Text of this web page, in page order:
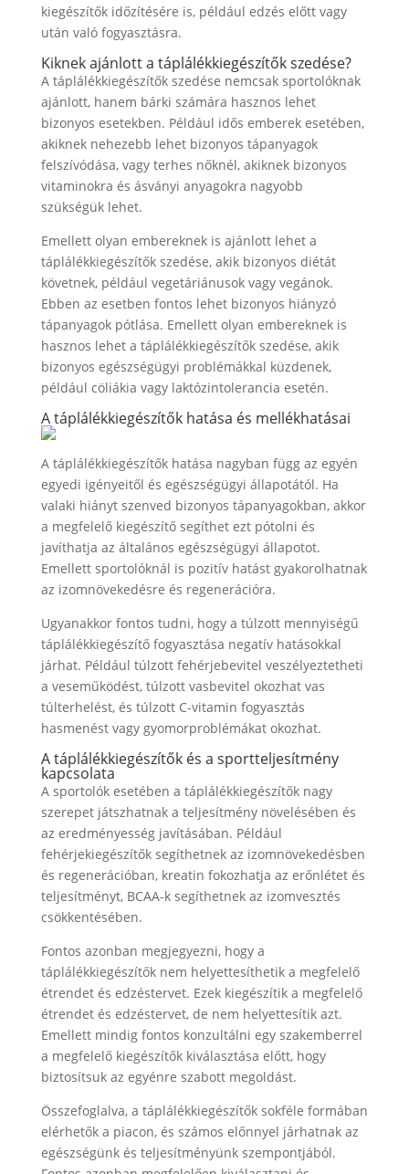
kiegészítők időzítésére is, például edzés előtt vagy
után való fogyasztásra.
Kiknek ajánlott a táplálékkiegészítők szedése?
A táplálékkiegészítők szedése nemcsak sportolóknak
ajánlott, hanem bárki számára hasznos lehet
bizonyos esetekben. Például idős emberek esetében,
akiknek nehezebb lehet bizonyos tápanyagok
felszívódása, vagy terhes nőknél, akiknek bizonyos
vitaminokra és ásványi anyagokra nagyobb
szükségük lehet.
Emellett olyan embereknek is ajánlott lehet a
táplálékkiegészítők szedése, akik bizonyos diétát
követnek, például vegetáriánusok vagy vegánok.
Ebben az esetben fontos lehet bizonyos hiányzó
tápanyagok pótlása. Emellett olyan embereknek is
hasznos lehet a táplálékkiegészítők szedése, akik
bizonyos egészségügyi problémákkal küzdenek,
például cöliákia vagy laktózintolerancia esetén.
A táplálékkiegészítők hatása és mellékhatásai
A táplálékkiegészítők hatása nagyban függ az egyén
egyedi igényeitől és egészségügyi állapotától. Ha
valaki hiányt szenved bizonyos tápanyagokban, akkor
a megfelelő kiegészítő segíthet ezt pótolni és
javíthatja az általános egészségügyi állapotot.
Emellett sportolóknál is pozitív hatást gyakorolhatnak
az izomnövekedésre és regenerációra.
Ugyanakkor fontos tudni, hogy a túlzott mennyiségű
táplálékkiegészítő fogyasztása negatív hatásokkal
járhat. Például túlzott fehérjebevitel veszélyeztetheti
a veseműködést, túlzott vasbevitel okozhat vas
túlterhelést, és túlzott C-vitamin fogyasztás
hasmenést vagy gyomorproblémákat okozhat.
A táplálékkiegészítők és a sportteljesítmény
kapcsolata
A sportolók esetében a táplálékkiegészítők nagy
szerepet játszhatnak a teljesítmény növelésében és
az eredményesség javításában. Például
fehérjekiegészítők segíthetnek az izomnövekedésben
és regenerációban, kreatin fokozhatja az erőnlétet és
teljesítményt, BCAA-k segíthetnek az izomvesztés
csökkentésében.
Fontos azonban megjegyezni, hogy a
táplálékkiegészítők nem helyettesíthetik a megfelelő
étrendet és edzéstervet. Ezek kiegészítik a megfelelő
étrendet és edzéstervet, de nem helyettesítik azt.
Emellett mindig fontos konzultálni egy szakemberrel
a megfelelő kiegészítők kiválasztása előtt, hogy
biztosítsuk az egyénre szabott megoldást.
Összefoglalva, a táplálékkiegészítők sokféle formában
elérhetők a piacon, és számos előnnyel járhatnak az
egészségünk és teljesítményünk szempontjából.